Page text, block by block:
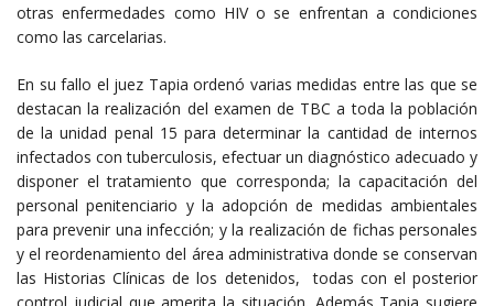
otras enfermedades como HIV o se enfrentan a condiciones
como las carcelarias.
En su fallo el juez Tapia ordenó varias medidas entre las que se
destacan la realización del examen de TBC a toda la población
de la unidad penal 15 para determinar la cantidad de internos
infectados con tuberculosis, efectuar un diagnóstico adecuado y
disponer el tratamiento que corresponda; la capacitación del
personal penitenciario y la adopción de medidas ambientales
para prevenir una infección; y la realización de fichas personales
y el reordenamiento del área administrativa donde se conservan
las Historias Clínicas de los detenidos, todas con el posterior
control judicial que amerita la situación. Además Tapia sugiere